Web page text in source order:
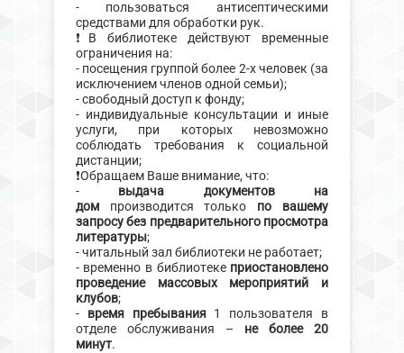
- пользоваться антисептическими
средствами для обработки рук.
❗В библиотеке действуют временные
ограничения на:
- посещения группой более 2-х человек (за
исключением членов одной семьи);
- свободный доступ к фонду;
- индивидуальные консультации и иные
услуги, при которых невозможно
соблюдать требования к социальной
дистанции;
❗Обращаем Ваше внимание, что:
- выдача документов на
домпроизводится только по вашему
запросу без предварительного просмотра
литературы;
- читальный зал библиотеки не работает;
- временно в библиотеке приостановлено
проведение массовых мероприятий и
клубов;
- время пребывания1 пользователя в
отделе обслуживания – не более 20
минут.